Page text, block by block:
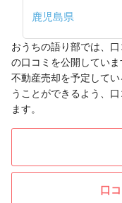
鹿児島県
おうちの語り部では、
の口コミを公開していま
不動産売却を予定して
うことができるよう、
ます。
口